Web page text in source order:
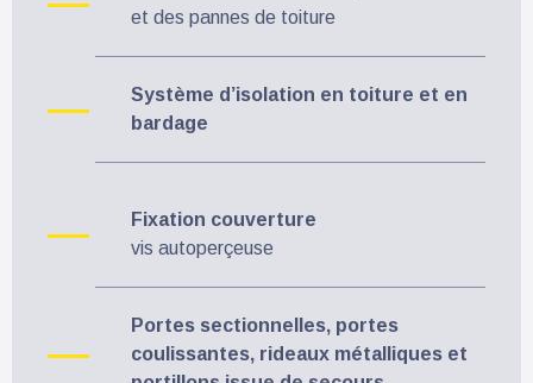
et des pannes de toiture
Système d’isolation en toiture et en
bardage
Fixation couverture
vis autoperçeuse
Portes sectionnelles, portes
coulissantes, rideaux métalliques et